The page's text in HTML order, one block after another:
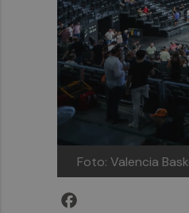
Foto: Valencia